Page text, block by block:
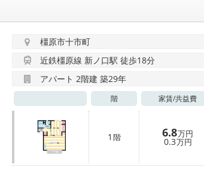
橿原市十市町
近鉄橿原線 新ノ口駅 徒歩18分
アパート 2階建 築29年
階 家賃/共益費
1 階 6.8万円
0.3万円